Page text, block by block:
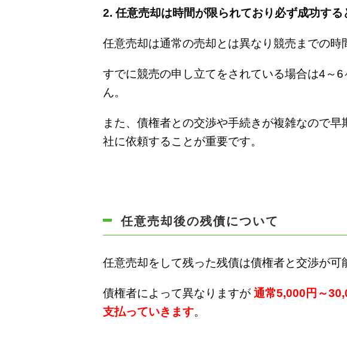
2. 任意売却は時間が限られており必ず成功する
任意売却は通常の売却とは異なり競売までの時
すでに競売の申し立てをされている場合は4～
ん。
また、債権者との交渉や手続きが複雑なので
社に依頼することが重要です。
任意売却後の残債について
任意売却をして残った残債は債権者と交渉が可
債権者によって異なりますが 通常5,000円～
支払っていきます。